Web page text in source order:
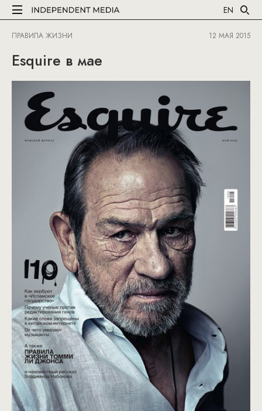
EN
ПРАВИЛА ЖИЗНИ 12 МАЯ 2015
Esquire в мае